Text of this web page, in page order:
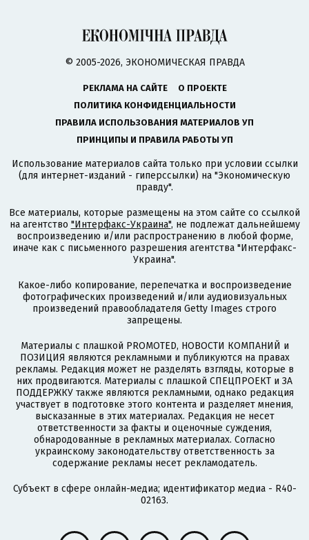
© 2005-2026, ЭКОНОМИЧЕСКАЯ ПРАВДА
РЕКЛАМА НА САЙТЕ
О ПРОЕКТЕ
ПОЛИТИКА КОНФИДЕНЦИАЛЬНОСТИ
ПРАВИЛА ИСПОЛЬЗОВАНИЯ МАТЕРИАЛОВ УП
ПРИНЦИПЫ И ПРАВИЛА РАБОТЫ УП
Использование материалов сайта только при условии ссылки
(для интернет-изданий - гиперссылки) на "Экономическую
правду".
Все материалы, которые размещены на этом сайте со ссылкой
на агентство "Интерфакс-Украина", не подлежат дальнейшему
воспроизведению и/или распространению в любой форме,
иначе как с письменного разрешения агентства "Интерфакс-
Украина".
Какое-либо копирование, перепечатка и воспроизведение
фотографических произведений и/или аудиовизуальных
произведений правообладателя Getty Images строго
запрещены.
Материалы с плашкой PROMOTED, НОВОСТИ КОМПАНИЙ и
ПОЗИЦИЯ являются рекламными и публикуются на правах
рекламы. Редакция может не разделять взгляды, которые в
них продвигаются. Материалы с плашкой СПЕЦПРОЕКТ и ЗА
ПОДДЕРЖКУ также являются рекламными, однако редакция
участвует в подготовке этого контента и разделяет мнения,
высказанные в этих материалах. Редакция не несет
ответственности за факты и оценочные суждения,
обнародованные в рекламных материалах. Согласно
украинскому законодательству ответственность за
содержание рекламы несет рекламодатель.
Субъект в сфере онлайн-медиа; идентификатор медиа - R40-
02163.